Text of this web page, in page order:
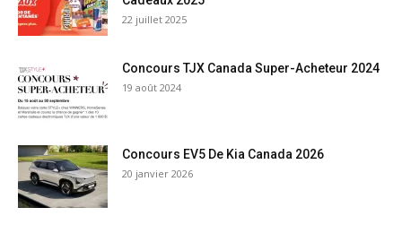
22 juillet 2025
Concours TJX Canada Super-Acheteur 2024
19 août 2024
Concours EV5 De Kia Canada 2026
20 janvier 2026